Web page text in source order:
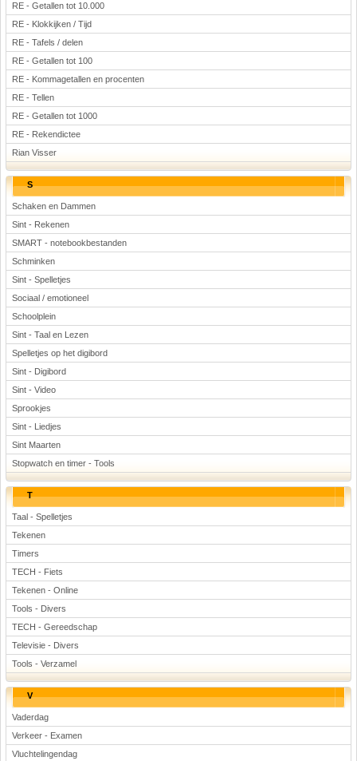
RE - Getallen tot 10.000
RE - Klokkijken / Tijd
RE - Tafels / delen
RE - Getallen tot 100
RE - Kommagetallen en procenten
RE - Tellen
RE - Getallen tot 1000
RE - Rekendictee
Rian Visser
S
Schaken en Dammen
Sint - Rekenen
SMART - notebookbestanden
Schminken
Sint - Spelletjes
Sociaal / emotioneel
Schoolplein
Sint - Taal en Lezen
Spelletjes op het digibord
Sint - Digibord
Sint - Video
Sprookjes
Sint - Liedjes
Sint Maarten
Stopwatch en timer - Tools
T
Taal - Spelletjes
Tekenen
Timers
TECH - Fiets
Tekenen - Online
Tools - Divers
TECH - Gereedschap
Televisie - Divers
Tools - Verzamel
V
Vaderdag
Verkeer - Examen
Vluchtelingendag